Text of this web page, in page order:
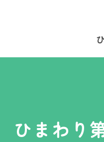
ひまわり